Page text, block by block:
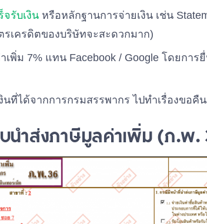
จรับเงิน หรือหลักฐานการจ่ายเงิน เช่น
เครดิตของบริษัทจะสะดวกมาก)
เพิ่ม 7% แทน Facebook / Google โดยกา
งินที่ได้จากการกรมสรรพากร ไปทำเรื่องขอ
นำส่งภาษีมูลค่าเพิ่ม (ภ.พ